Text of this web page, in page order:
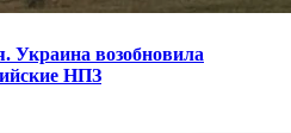
Украина возобновила
НПЗ